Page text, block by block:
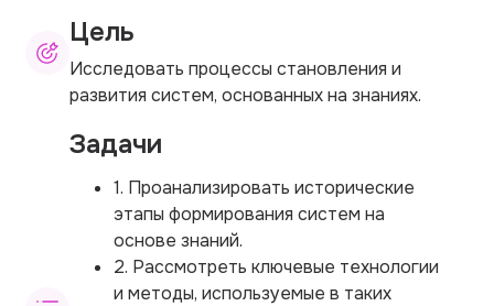
Цель
Исследовать процессы становления и
развития систем, основанных на знаниях.
Задачи
1. Проанализировать исторические
этапы формирования систем на
основе знаний.
2. Рассмотреть ключевые технологии
и методы, используемые в таких